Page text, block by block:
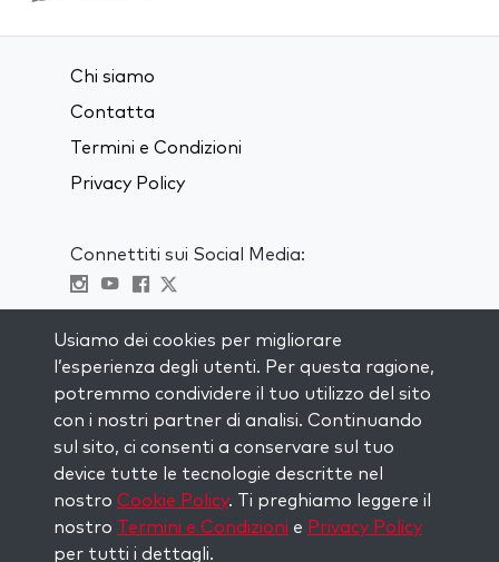
Chi siamo
Contatta
Termini e Condizioni
Privacy Policy
Connettiti sui Social Media:
RIMANI AGGIORNATO
Iscriviti alla nostra mailing list e ricevi
ispirazione ogni settimana nella tua
casella di posta.
Iscriviti
Usiamo dei cookies per migliorare
l’esperienza degli utenti. Per questa ragione,
potremmo condividere il tuo utilizzo del sito
con i nostri partner di analisi. Continuando
sul sito, ci consenti a conservare sul tuo
device tutte le tecnologie descritte nel
nostro Cookie Policy. Ti preghiamo leggere il
nostro Termini e Condizioni e Privacy Policy
per tutti i dettagli.